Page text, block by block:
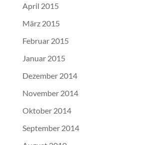
April 2015
März 2015
Februar 2015
Januar 2015
Dezember 2014
November 2014
Oktober 2014
September 2014